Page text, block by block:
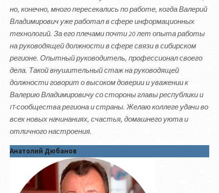
но, конечно, много пересекались по работе, когда Валерий
Владимирович уже работал в сфере информационных
технологий. За его плечами почти 20 лет опыта работы
на руководящей должности в сфере связи в сибирском
регионе. Опытный руководитель, профессионал своего
дела. Такой внушительный стаж на руководящей
должности говорит о высоком доверии и уважении к
Валерию Владимировичу со стороны главы республики и
IT-сообщества региона и страны. Желаю коллеге удачи во
всех новых начинаниях, счастья, домашнего уюта и
отличного настроения.
Анатолий Дюбанов